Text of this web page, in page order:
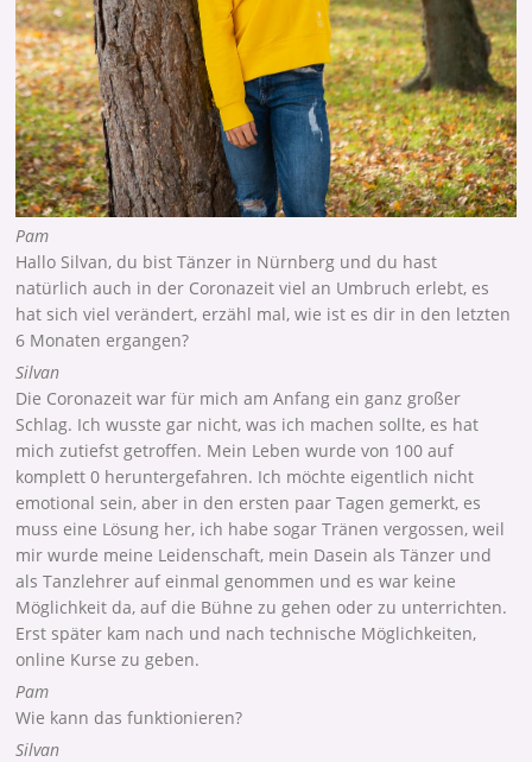
Pam
Hallo Silvan, du bist Tänzer in Nürnberg und du hast
natürlich auch in der Coronazeit viel an Umbruch erlebt, es
hat sich viel verändert, erzähl mal, wie ist es dir in den letzten
6 Monaten ergangen?
Silvan
Die Coronazeit war für mich am Anfang ein ganz großer
Schlag. Ich wusste gar nicht, was ich machen sollte, es hat
mich zutiefst getroffen. Mein Leben wurde von 100 auf
komplett 0 heruntergefahren. Ich möchte eigentlich nicht
emotional sein, aber in den ersten paar Tagen gemerkt, es
muss eine Lösung her, ich habe sogar Tränen vergossen, weil
mir wurde meine Leidenschaft, mein Dasein als Tänzer und
als Tanzlehrer auf einmal genommen und es war keine
Möglichkeit da, auf die Bühne zu gehen oder zu unterrichten.
Erst später kam nach und nach technische Möglichkeiten,
online Kurse zu geben.
Pam
Wie kann das funktionieren?
Silvan